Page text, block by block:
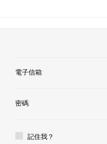
電子信箱:
密碼:
記住我？